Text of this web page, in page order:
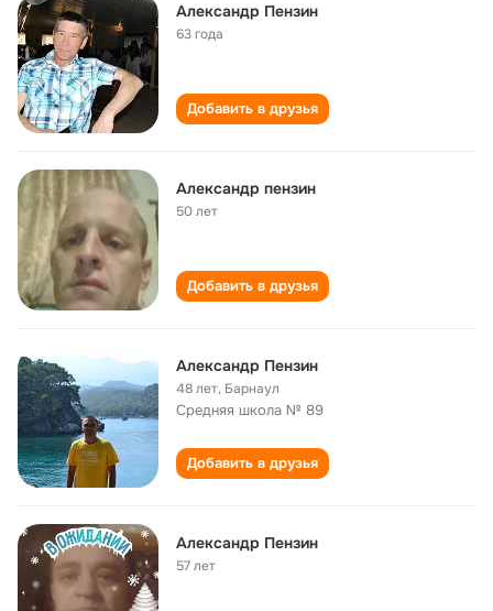
Александр Пензин
63 года
Добавить в друзья
Александр пензин
50 лет
Добавить в друзья
Александр Пензин
48 лет, Барнаул
Средняя школа № 89
Добавить в друзья
Александр Пензин
57 лет